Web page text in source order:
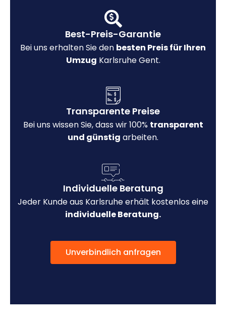
Best-Preis-Garantie
Bei uns erhalten Sie den besten Preis für Ihren
Umzug Karlsruhe Gent.
Transparente Preise
Bei uns wissen Sie, dass wir 100% transparent
und günstig arbeiten.
Individuelle Beratung
Jeder Kunde aus Karlsruhe erhält kostenlos eine
individuelle Beratung.
Unverbindlich anfragen